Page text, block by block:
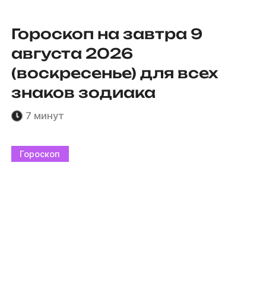
Гороскоп на завтра 9
августа 2026
(воскресенье) для всех
знаков зодиака
7 минут
Гороскоп